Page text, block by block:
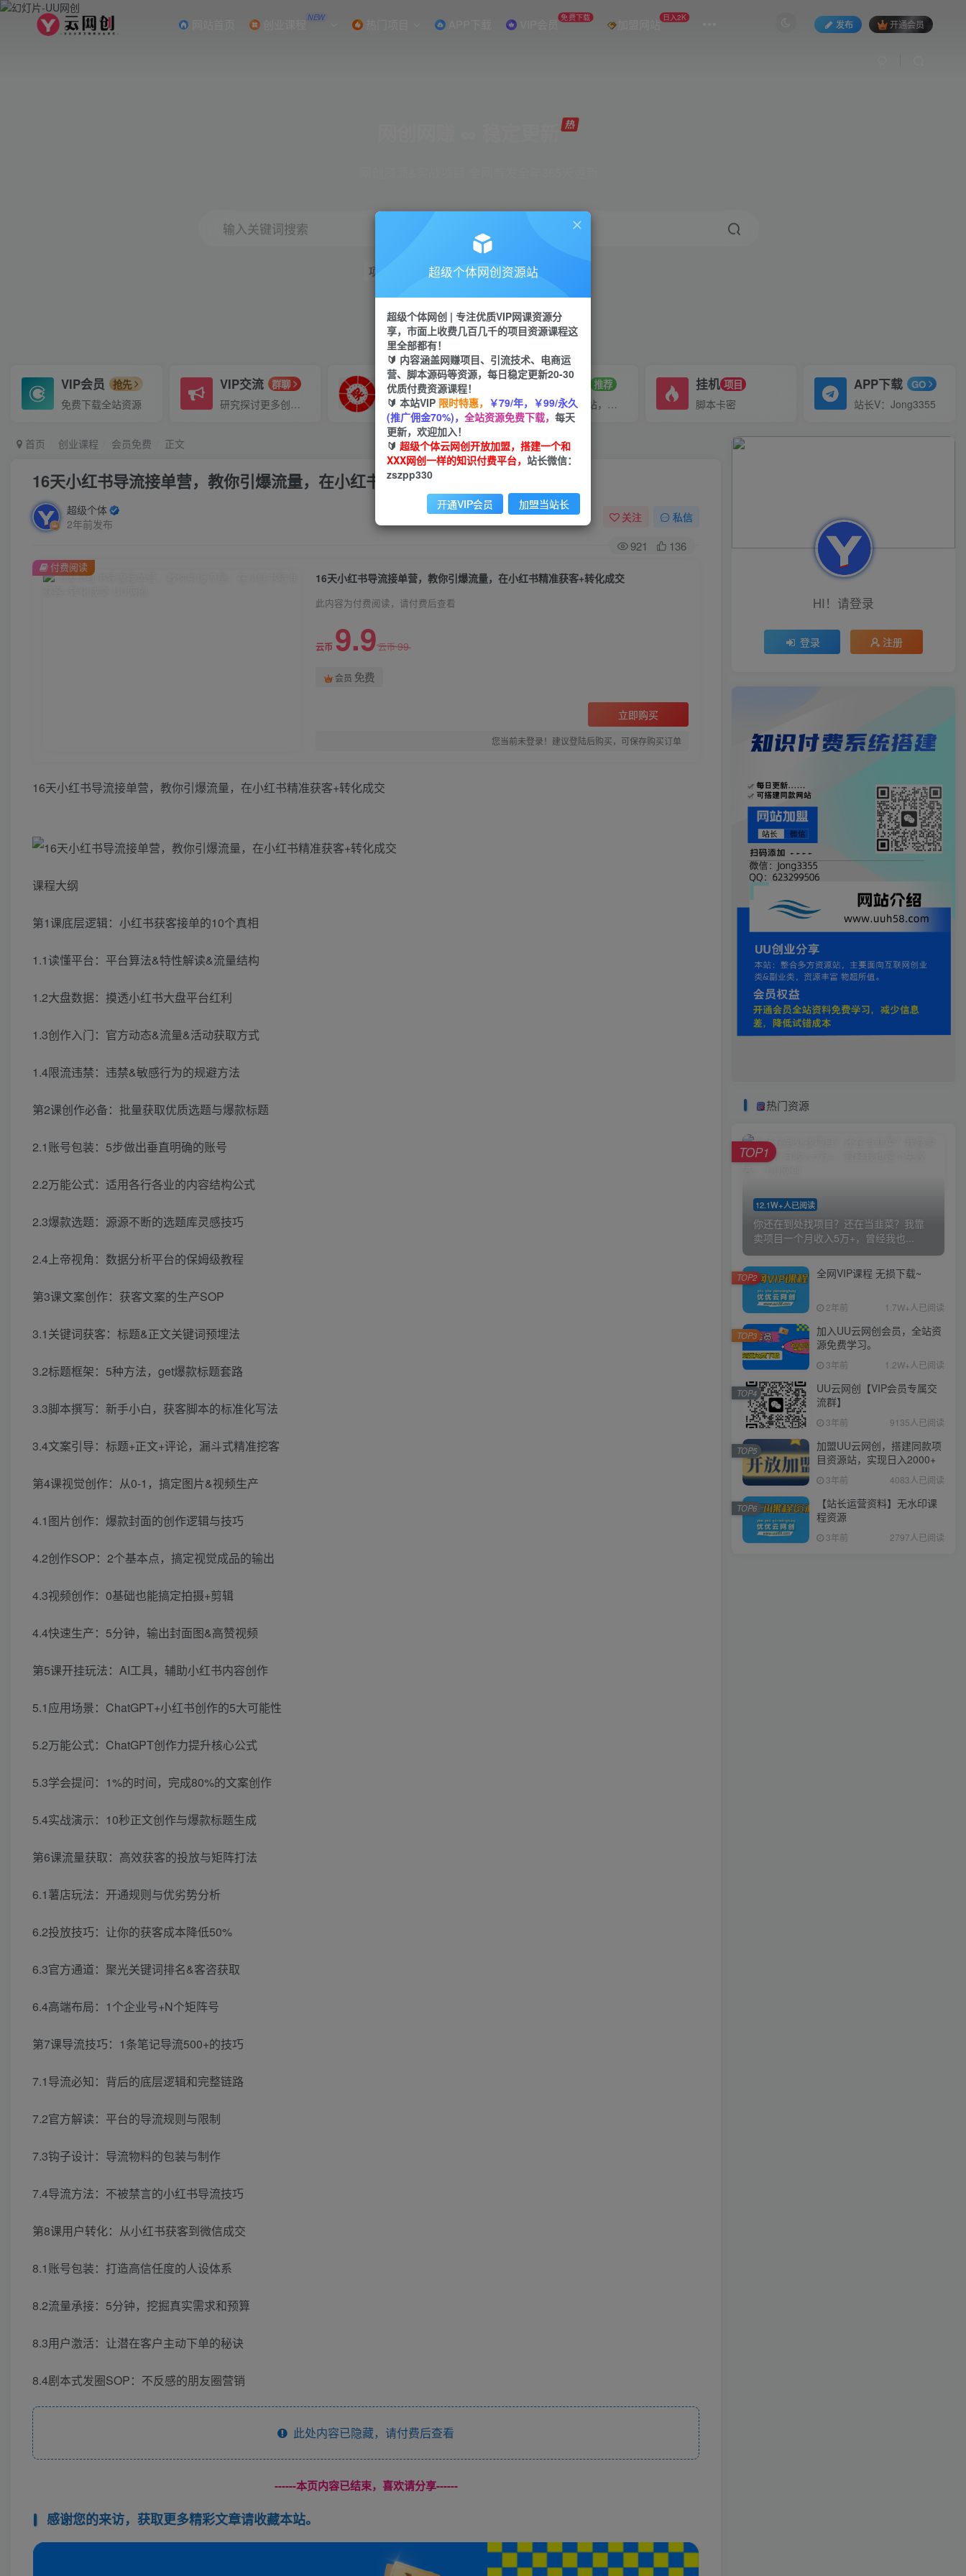
创业课程 NEW 热门项目 APP下载 VIP会员 免费下载 加盟网站 日入2K
发布 开通会员
输入关键词搜索
项目 引流 短视频 小红书
VIP会员 抢先
免费下载全站资源
VIP交流 群聊
研究探讨更多创业项目路子。
VIP推广
70%分佣
会员专属推广链接
招募站长 推荐
搭建同款网站，自己当老板
挂机 项目
脚本卡密
APP下载 GO
站长V：Jong3355
首页 创业课程 会员免费 正文
16天小红书导流接单营，教你引爆流量，在小红书精准获客+转化成交
超级个体
2年前发布
关注 私信
921 136
16天小红书导流接单营，教你引爆流量，在小红书精准获客+转化成交
此内容为付费阅读，请付费后查看
云币 9.9云币99
会员 免费
立即购买
您当前未登录！建议登陆后购买，可保存购买订单
付费阅读
16天小红书导流接单营，教你引爆流量，在小红书精准获客+转化成交
课程大纲
第1课底层逻辑：小红书获客接单的10个真相
1.1读懂平台：平台算法&特性解读&流量结构
1.2大盘数据：摸透小红书大盘平台红利
1.3创作入门：官方动态&流量&活动获取方式
1.4限流违禁：违禁&敏感行为的规避方法
第2课创作必备：批量获取优质选题与爆款标题
2.1账号包装：5步做出垂直明确的账号
2.2万能公式：适用各行各业的内容结构公式
2.3爆款选题：源源不断的选题库灵感技巧
2.4上帝视角：数据分析平台的保姆级教程
第3课文案创作：获客文案的生产SOP
3.1关键词获客：标题&正文关键词预埋法
3.2标题框架：5种方法，get爆款标题套路
3.3脚本撰写：新手小白，获客脚本的标准化写法
3.4文案引导：标题+正文+评论，漏斗式精准挖客
第4课视觉创作：从0-1，搞定图片&视频生产
4.1图片创作：爆款封面的创作逻辑与技巧
4.2创作SOP：2个基本点，搞定视觉成品的输出
4.3视频创作：0基础也能搞定拍摄+剪辑
4.4快速生产：5分钟，输出封面图&高赞视频
第5课开挂玩法：AI工具，辅助小红书内容创作
5.1应用场景：ChatGPT+小红书创作的5大可能性
5.2万能公式：ChatGPT创作力提升核心公式
5.3学会提问：1%的时间，完成80%的文案创作
5.4实战演示：10秒正文创作与爆款标题生成
第6课流量获取：高效获客的投放与矩阵打法
6.1薯店玩法：开通规则与优劣势分析
6.2投放技巧：让你的获客成本降低50%
6.3官方通道：聚光关键词排名&客咨获取
6.4高端布局：1个企业号+N个矩阵号
第7课导流技巧：1条笔记导流500+的技巧
7.1导流必知：背后的底层逻辑和完整链路
7.2官方解读：平台的导流规则与限制
7.3钩子设计：导流物料的包装与制作
7.4导流方法：不被禁言的小红书导流技巧
第8课用户转化：从小红书获客到微信成交
8.1账号包装：打造高信任度的人设体系
8.2流量承接：5分钟，挖掘真实需求和预算
8.3用户激活：让潜在客户主动下单的秘诀
8.4剧本式发圈SOP：不反感的朋友圈营销
此处内容已隐藏，请付费后查看
------本页内容已结束，喜欢请分享------
感谢您的来访，获取更多精彩文章请收藏本站。
HI！请登录
登录 注册
热门资源
12.1W+人已阅读
你还在到处找项目？还在当韭菜？我靠
卖项目一个月收入5万+，曾经我也...
TOP1
全网VIP课程 无损下载~
2年前 1.7W+人已阅读
TOP2
加入UU云网创会员，全站资
源免费学习。
3年前 1.2W+人已阅读
TOP3
UU云网创【VIP会员专属交
流群】
3年前 9135人已阅读
TOP4
加盟UU云网创，搭建同款项
目资源站，实现日入2000+
3年前 4083人已阅读
TOP5
【站长运营资料】无水印课
程资源
3年前 2797人已阅读
TOP6
超级个体网创资源站
超级个体网创 | 专注优质VIP网课资源分
享，市面上收费几百几千的项目资源课程这
里全部都有！
🔰 内容涵盖网赚项目、引流技术、电商运
营、脚本源码等资源，每日稳定更新20-30
优质付费资源课程！
🔰 本站VIP 限时特惠， ￥79/年，￥99/永久
(推广佣金70%)， 全站资源免费下载， 每天
更新，欢迎加入！
🔰 超级个体云网创开放加盟，搭建一个和
XXX网创一样的知识付费平台， 站长微信：
zszpp330
开通VIP会员 加盟当站长